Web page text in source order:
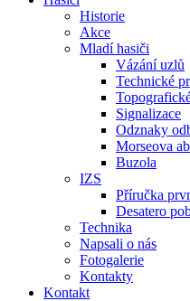
Historie
Akce
Mladí hasiči
Vázání uzlů
Technické
Signalizace
Odznaky
Morseova
Buzola
IZS
Příručka
Desatero
Technika
Napsali o nás
Fotogalerie
Kontakty
Kontakt